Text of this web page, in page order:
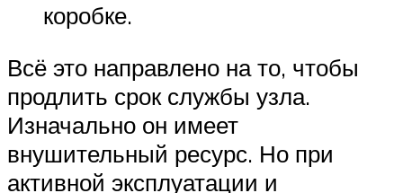
коробке.
Всё это направлено на то, чтобы
продлить срок службы узла.
Изначально он имеет
внушительный ресурс. Но при
активной эксплуатации и